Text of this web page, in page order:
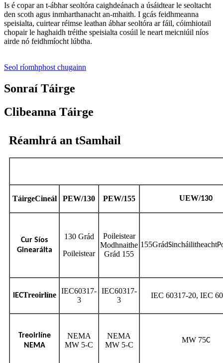
Is é copar an t-ábhar seoltóra caighdeánach a úsáidtear le seoltacht
den scoth agus inmharthanacht an-mhaith. I gcás feidhmeanna
speisialta, cuirtear réimse leathan ábhar seoltóra ar fáil, cóimhiotail
chopair le haghaidh tréithe speisialta cosúil le neart meicniúil níos
airde nó feidhmíocht lúbtha.
Seol ríomhphost chugainn
Sonraí Táirge
Clibeanna Táirge
Réamhrá an tSamhail
TáirgeCineál PEW/130 PEW/155 UEW/130
Cur Síos
Ginearálta
130 Grád
Poileistear
Poileistear
Modhnaithe
Grád 155
155GrádSincháilitheachtP
IECTreoirlíne
IEC60317-
3
IEC60317-
3
IEC 60317-20, IEC
Treoirlíne
NEMA
NEMA
MW 5-C
NEMA
MW 5-C
MW 75C